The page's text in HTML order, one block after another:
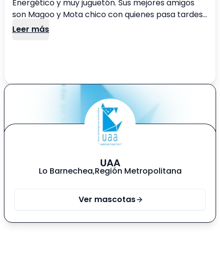
Energético y muy juguetón. Sus mejores amigos
son Magoo y Mota chico con quienes pasa tardes
enteras jugando. ☺️☺️🐾
Leer más
UAA
Lo Barnechea,Región Metropolitana
Ver mascotas